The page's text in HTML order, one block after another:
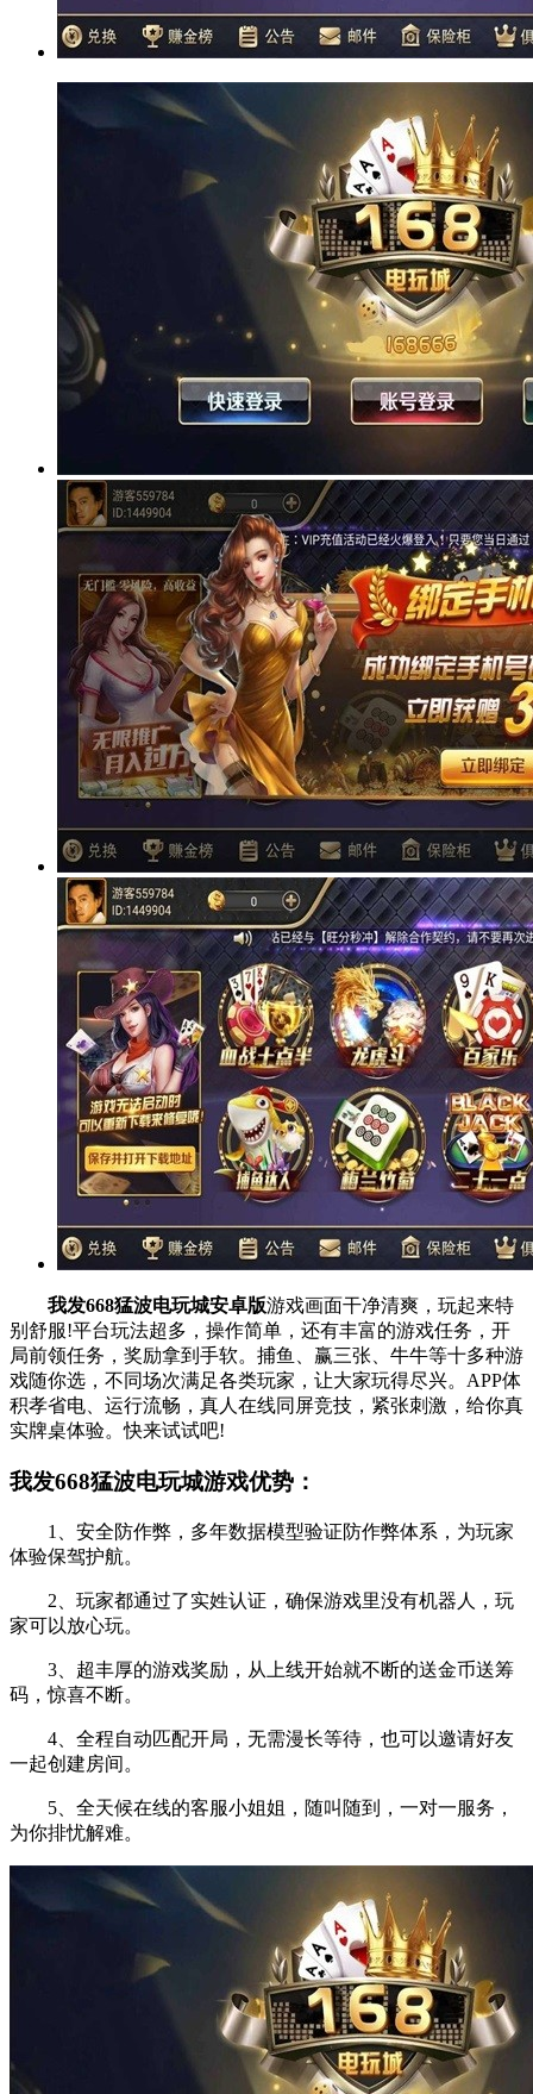
我发668猛波电玩城安卓版游戏画面干净清爽，玩起来特
别舒服!平台玩法超多，操作简单，还有丰富的游戏任务，开
局前领任务，奖励拿到手软。捕鱼、赢三张、牛牛等十多种游
戏随你选，不同场次满足各类玩家，让大家玩得尽兴。APP体
积孝省电、运行流畅，真人在线同屏竞技，紧张刺激，给你真
实牌桌体验。快来试试吧!
我发668猛波电玩城游戏优势：
1、安全防作弊，多年数据模型验证防作弊体系，为玩家
体验保驾护航。
2、玩家都通过了实姓认证，确保游戏里没有机器人，玩
家可以放心玩。
3、超丰厚的游戏奖励，从上线开始就不断的送金币送筹
码，惊喜不断。
4、全程自动匹配开局，无需漫长等待，也可以邀请好友
一起创建房间。
5、全天候在线的客服小姐姐，随叫随到，一对一服务，
为你排忧解难。